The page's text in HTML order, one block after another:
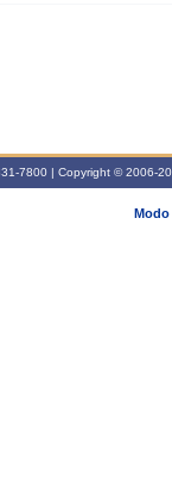
7800 | Copyright © 2006-
Modo